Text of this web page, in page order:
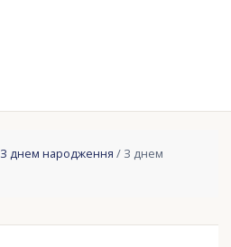
З днем ​​народження / З днем